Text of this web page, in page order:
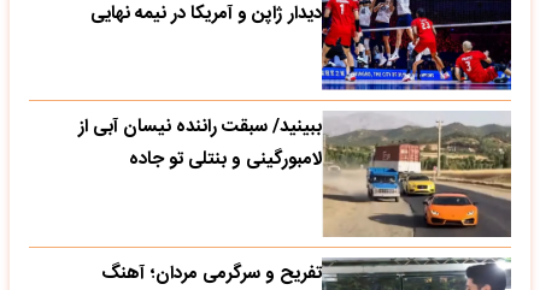
دیدار ژاپن و آمریکا در نیمه نهایی
ببینید/ سبقت راننده نیسان آبی از
لامبورگینی و بنتلی تو جاده
تفریح و سرگرمی مردان؛ آهنگ